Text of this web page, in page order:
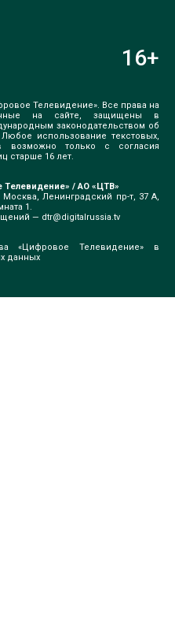
Телевидение». Все права на
на сайте, защищены в
законодательством об
использование текстовых,
возможно только с согласия
старше 16 лет.
/ АО «ЦТВ»
Ленинградский пр-т, 37 А,
1.
— dtr@digitalrussia.tv
«Цифровое Телевидение» в
данных
16+